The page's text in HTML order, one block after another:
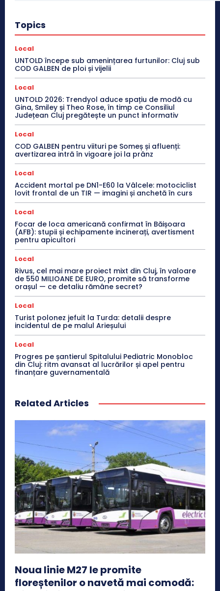
Topics
Local
UNTOLD începe sub amenințarea furtunilor: Cluj sub
COD GALBEN de ploi și vijelii
Local
UNTOLD 2026: Trendyol aduce spațiu de modă cu
Gina, Smiley și Theo Rose, în timp ce Consiliul
Județean Cluj pregătește un punct informativ
Local
COD GALBEN pentru viituri pe Someș și afluenți:
avertizarea intră în vigoare joi la prânz
Local
Accident mortal pe DN1-E60 la Vâlcele: motociclist
lovit frontal de un TIR — imagini și anchetă în curs
Local
Focar de loca americană confirmat în Băișoara
(AFB): stupii și echipamente incinerați, avertisment
pentru apicultori
Local
Rivus, cel mai mare proiect mixt din Cluj, în valoare
de 550 MILIOANE DE EURO, promite să transforme
orașul — ce detaliu rămâne secret?
Local
Turist polonez jefuit la Turda: detalii despre
incidentul de pe malul Arieșului
Local
Progres pe șantierul Spitalului Pediatric Monobloc
din Cluj: ritm avansat al lucrărilor și apel pentru
finanțare guvernamentală
Related Articles
Noua linie M27 le promite
floreștenilor o navetă mai comodă: